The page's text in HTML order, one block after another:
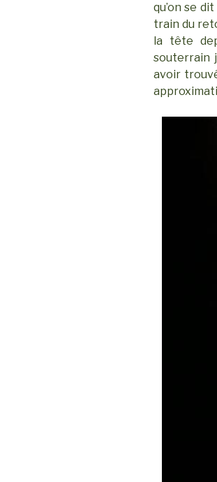
qu’on se
train du
la tête
souterrain
avoir